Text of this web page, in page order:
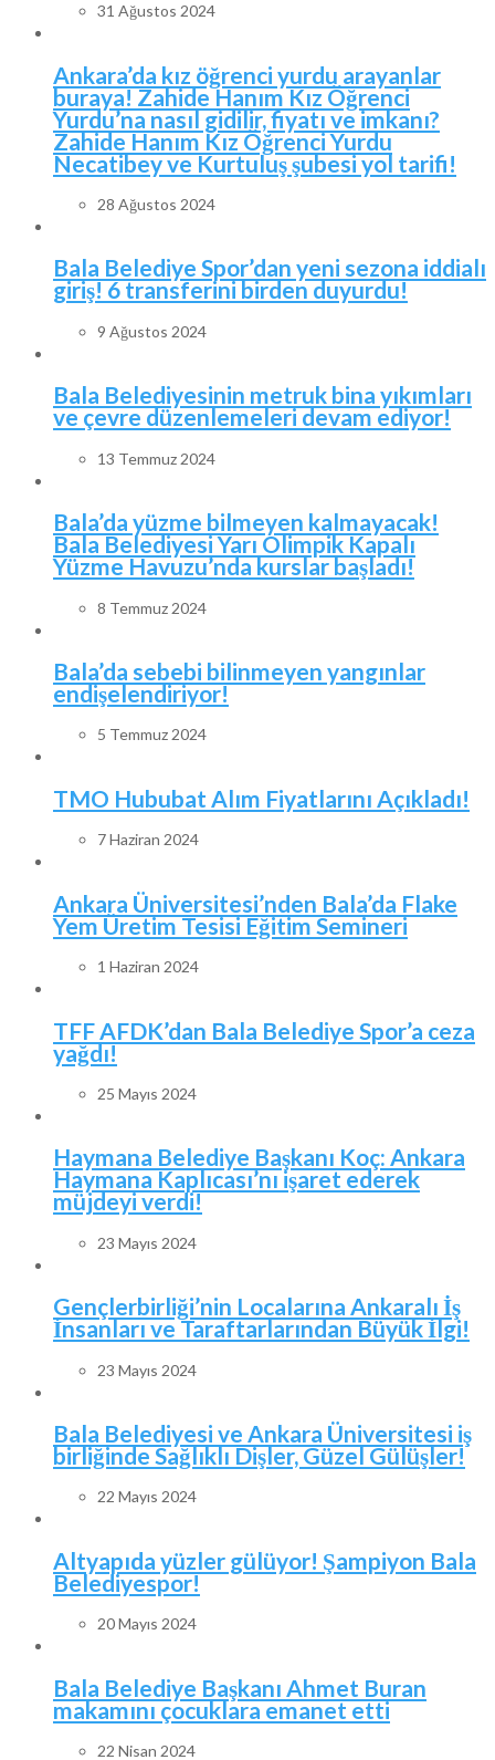
31 Ağustos 2024
Ankara’da kız öğrenci yurdu arayanlar
buraya! Zahide Hanım Kız Öğrenci
Yurdu’na nasıl gidilir, fiyatı ve imkanı?
Zahide Hanım Kız Öğrenci Yurdu
Necatibey ve Kurtuluş şubesi yol tarifi!
28 Ağustos 2024
Bala Belediye Spor’dan yeni sezona iddialı
giriş! 6 transferini birden duyurdu!
9 Ağustos 2024
Bala Belediyesinin metruk bina yıkımları
ve çevre düzenlemeleri devam ediyor!
13 Temmuz 2024
Bala’da yüzme bilmeyen kalmayacak!
Bala Belediyesi Yarı Olimpik Kapalı
Yüzme Havuzu’nda kurslar başladı!
8 Temmuz 2024
Bala’da sebebi bilinmeyen yangınlar
endişelendiriyor!
5 Temmuz 2024
TMO Hububat Alım Fiyatlarını Açıkladı!
7 Haziran 2024
Ankara Üniversitesi’nden Bala’da Flake
Yem Üretim Tesisi Eğitim Semineri
1 Haziran 2024
TFF AFDK’dan Bala Belediye Spor’a ceza
yağdı!
25 Mayıs 2024
Haymana Belediye Başkanı Koç: Ankara
Haymana Kaplıcası’nı işaret ederek
müjdeyi verdi!
23 Mayıs 2024
Gençlerbirliği’nin Localarına Ankaralı İş
İnsanları ve Taraftarlarından Büyük İlgi!
23 Mayıs 2024
Bala Belediyesi ve Ankara Üniversitesi iş
birliğinde Sağlıklı Dişler, Güzel Gülüşler!
22 Mayıs 2024
Altyapıda yüzler gülüyor! Şampiyon Bala
Belediyespor!
20 Mayıs 2024
Bala Belediye Başkanı Ahmet Buran
makamını çocuklara emanet etti
22 Nisan 2024